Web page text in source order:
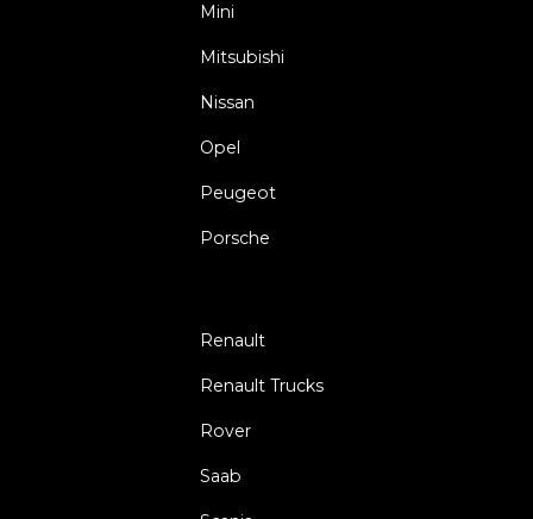
Mini
Mitsubishi
Nissan
Opel
Peugeot
Porsche
Renault
Renault Trucks
Rover
Saab